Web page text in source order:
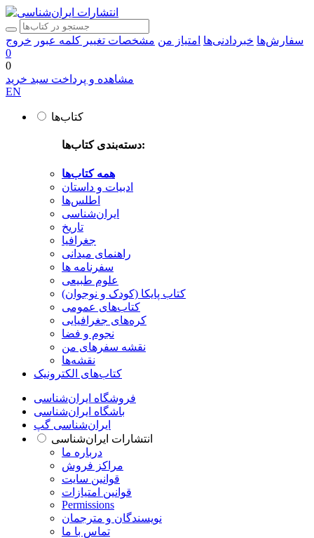
سفارش‌ها خبردادنی‌ها امتیاز من مشخصات تغییر کلمه عبور خروج
0
0
مشاهده و پرداخت سبد خرید
EN
کتاب‌ها
دسته‌بندی کتاب‌ها:
همه کتاب‌ها
ادبیات و داستان
اطلس‌ها
ایران‌شناسی
تاریخ
جغرافیا
راهنمای میدانی
سفرنامه‌ ها
علوم طبیعی
کتاب‌ پایکا (کودک و نوجوان)
کتاب‌های عمومی
کره‌های جغرافیایی
نجوم و فضا
نقشه سفرهای من
نقشه‌ها
کتاب‌های الکترونیک
فروشگاه ایران‌شناسی
باشگاه ایران‌شناسی
ایران‌شناسی گپ
انتشارات ایران‌شناسی
درباره ما
مراکز فروش
قوانین سایت
قوانین امتیازات
Permissions
نویسندگان و مترجمان
تماس با ما